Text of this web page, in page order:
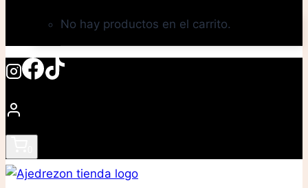
No hay productos en el carrito.